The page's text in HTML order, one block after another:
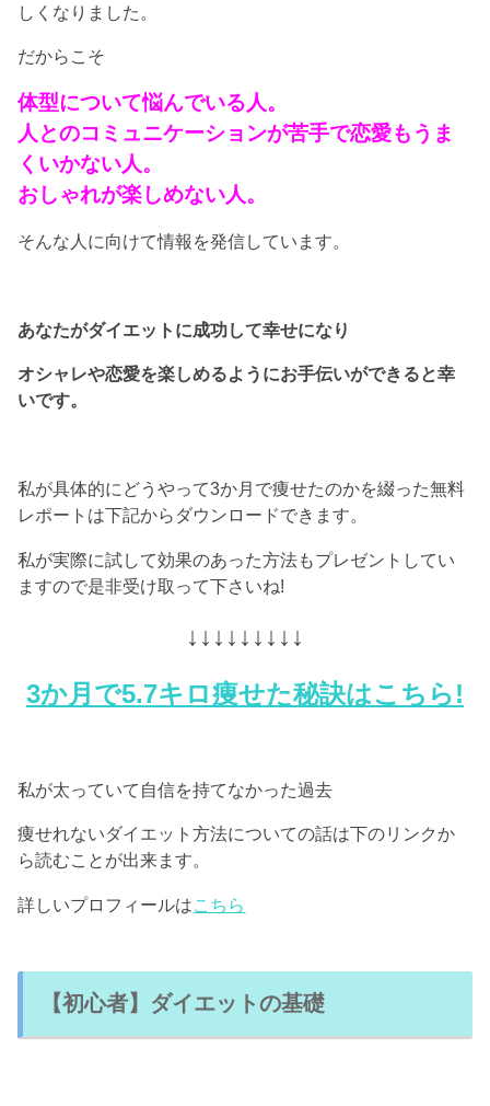
しくなりました。
だからこそ
体型について悩んでいる人。
人とのコミュニケーションが苦手で恋愛もうま
くいかない人。
おしゃれが楽しめない人。
そんな人に向けて情報を発信しています。
あなたがダイエットに成功して幸せになり
オシャレや恋愛を楽しめるようにお手伝いができると幸
いです。
私が具体的にどうやって3か月で痩せたのかを綴った無料
レポートは下記からダウンロードできます。
私が実際に試して効果のあった方法もプレゼントしてい
ますので是非受け取って下さいね!
↓↓↓↓↓↓↓↓↓
3か月で5.7キロ痩せた秘訣はこちら!
私が太っていて自信を持てなかった過去
痩せれないダイエット方法についての話は下のリンクか
ら読むことが出来ます。
詳しいプロフィールは こちら
【初心者】ダイエットの基礎